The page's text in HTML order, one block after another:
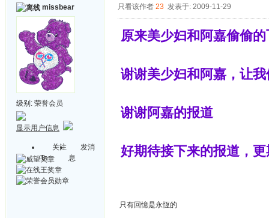
missbear
级别: 荣誉会员
显示用户信息
关注
Ta
发消
息
只看该作者 23 发表于: 2009-11-29
原来美少妇和阿嘉偷偷
谢谢美少妇和阿嘉，让
谢谢阿嘉的报道
好期待接下来的报道，
只有回憶是永恆的